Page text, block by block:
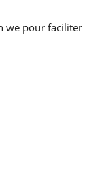
we pour faciliter